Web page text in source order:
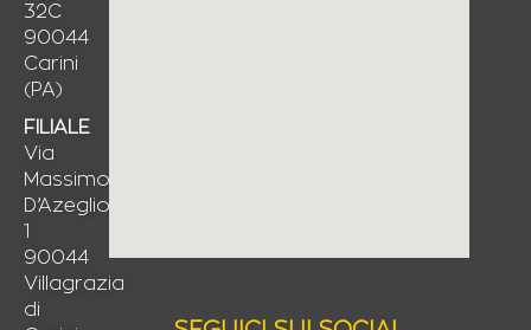
32C
90044
Carini
(PA)
FILIALE
Via
Massimo
D’Azeglio,
1
90044
Villagrazia
di